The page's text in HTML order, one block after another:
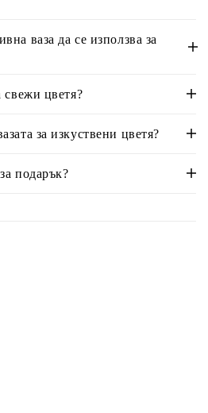
ваза да се използва за
свежи цветя?
за изкуствени цветя?
подарък?